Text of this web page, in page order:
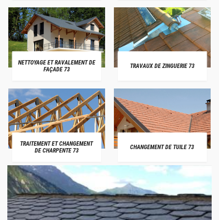
NETTOYAGE ET RAVALEMENT DE
FAÇADE 73
TRAVAUX DE ZINGUERIE 73
TRAITEMENT ET CHANGEMENT
DE CHARPENTE 73
CHANGEMENT DE TUILE 73